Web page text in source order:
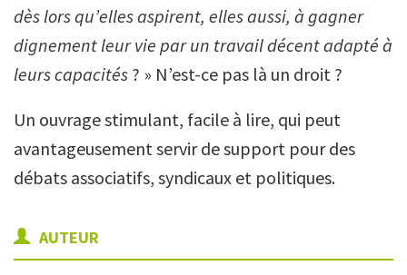
dès lors qu’elles aspirent, elles aussi, à gagner
dignement leur vie par un travail décent adapté à
leurs capacités ? » N’est-ce pas là un droit ?
Un ouvrage stimulant, facile à lire, qui peut
avantageusement servir de support pour des
débats associatifs, syndicaux et politiques.
AUTEUR